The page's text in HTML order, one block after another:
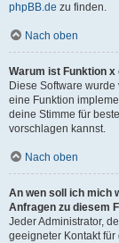
phpBB.de zu finden.
Nach oben
Warum ist Funktion
Diese Software
eine Funktion
deine Stimme für
vorschlagen kannst.
Nach oben
An wen soll ich mich
Anfragen zu diesem
Jeder Administrator,
geeigneter Kontakt